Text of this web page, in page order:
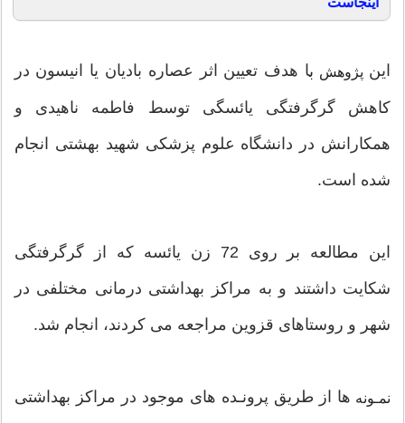
این پژوهش با هدف تعیین اثر عصاره بادیان یا انیسون در
کاهش گرگرفتگی یائسگی توسط فاطمه ناهیدی و
همکارانش در دانشگاه علوم پزشکی شهید بهشتی انجام
شده است.
این مطالعه بر روی 72 زن یائسه که از گرگرفتگی
شکایت داشتند و به مراكز بهداشتی درمانی مختلفی در
شهر و روستاهای قزوین مراجعه می کردند، انجام شد.
نمـونه ها از طریق پرونـده های موجود در مراكز بهداشتی